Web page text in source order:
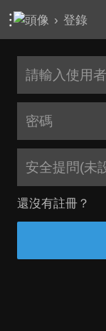
› 登錄
安全提問(未
還沒有註冊？